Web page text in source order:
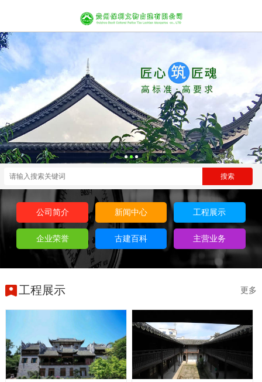
公司简介 新闻中心 工程展示
企业荣誉 古建百科 主营业务
工程展示 更多